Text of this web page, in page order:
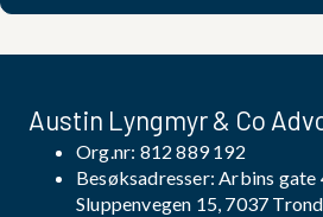
Austin Lyngmyr & Co
Org.nr: 812 889 192
Besøksadresser: Arbins gate
Sluppenvegen 15, 7037